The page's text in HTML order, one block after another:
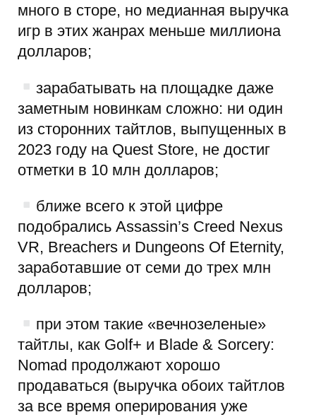
много в сторе, но медианная выручка
игр в этих жанрах меньше миллиона
долларов;
зарабатывать на площадке даже
заметным новинкам сложно: ни один
из сторонних тайтлов, выпущенных в
2023 году на Quest Store, не достиг
отметки в 10 млн долларов;
ближе всего к этой цифре
подобрались Assassin’s Creed Nexus
VR, Breachers и Dungeons Of Eternity,
заработавшие от семи до трех млн
долларов;
при этом такие «вечнозеленые»
тайтлы, как Golf+ и Blade & Sorcery:
Nomad продолжают хорошо
продаваться (выручка обоих тайтлов
за все время оперирования уже